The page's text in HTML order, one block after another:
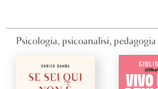
Psicologia, psicoanalisi, pedagogia